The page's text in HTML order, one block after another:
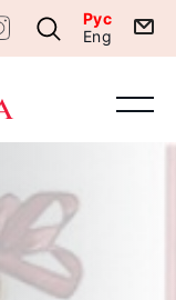
Рус
Eng